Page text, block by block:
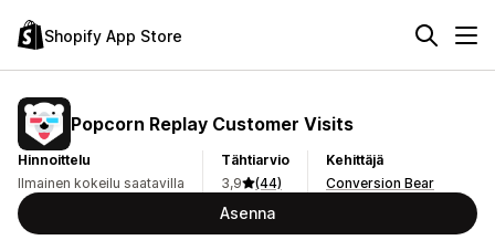
Shopify App Store
Popcorn Replay Customer Visits
Hinnoittelu
Ilmainen kokeilu saatavilla
Tähtiarvio
3,9
(44)
Kehittäjä
Conversion Bear
Asenna